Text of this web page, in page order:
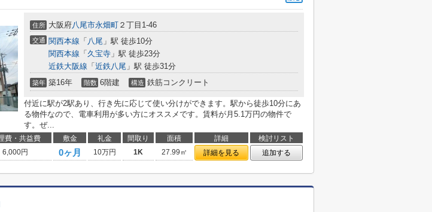
住所 大阪府八尾市永畑町 ２丁目1-46
交通 関西本線 「 八尾 」駅 徒歩10分
関西本線 「 久宝寺 」駅 徒歩23分
近鉄大阪線 「 近鉄八尾 」駅 徒歩31分
築年 築16年 階数 6階建 構造 鉄筋コンクリート
付近に駅が2駅あり、行き先に応じて使い分けができます。駅から徒歩10分にあ
る物件なので、電車利用が多い方にオススメです。賃料が月5.1万円の物件で
す。ぜ...
費・共益費 敷金 礼金 間取り 面積 詳細
検討リスト
6,000円 0ヶ月 10万円 1K 27.99㎡ 詳細を見る 追加する